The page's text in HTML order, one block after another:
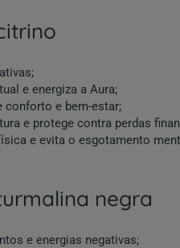
e energiza a Aura;
conforto e bem-estar;
e protege contra perdas
e evita o esgotamento
negra
e energias negativas;